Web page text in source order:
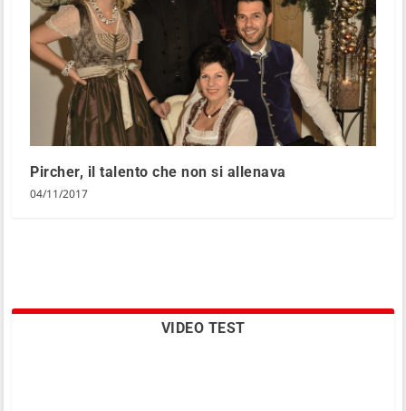
Pircher, il talento che non si allenava
04/11/2017
VIDEO TEST